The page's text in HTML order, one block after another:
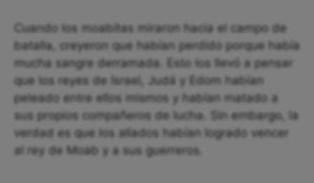
Cuando los moabitas miraron hacia el campo de
batalla, creyeron que habían perdido porque había
mucha sangre derramada. Esto los llevó a pensar
que los reyes de Israel, Judá y Edom habían
peleado entre ellos mismos y habían matado a
sus propios compañeros de lucha. Sin embargo, la
verdad es que los aliados habían logrado vencer
al rey de Moab y a sus guerreros.